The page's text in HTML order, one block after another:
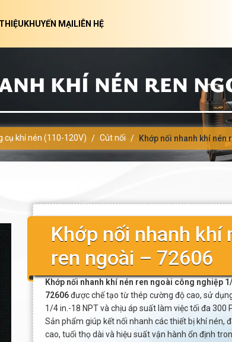
KHUYẾN MẠILIÊN HỆ
KHÍ NÉN REN
cụ khí nén (110-120V) / Cút nối / Khớp nối nhanh khí nén
Khớp nối nhanh khí
ren ngoài – 72606
Khớp nối nhanh khí nén ren ngoài công nghiệp
72606được chế tạo từ thép cường độ cao, sử
1/4 in.-18 NPT và chịu áp suất làm việc tối đa 300
Sản phẩm giúp kết nối nhanh các thiết bị khí nén,
cao, tuổi thọ dài và hiệu suất vận hành ổn định